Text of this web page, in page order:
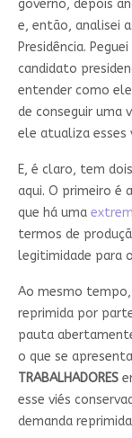
governo, depois
e, então, analisei
Presidência.
candidato
entender como
de conseguir uma
ele atualiza esses
E, é claro, tem
aqui. O primeiro é
que há uma
termos de
legitimidade para
Ao mesmo
reprimida por
pauta
o que se
TRABALHADORES
esse viés
demanda